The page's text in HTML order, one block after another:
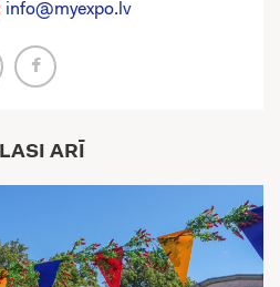
info@myexpo.lv
ARĪ